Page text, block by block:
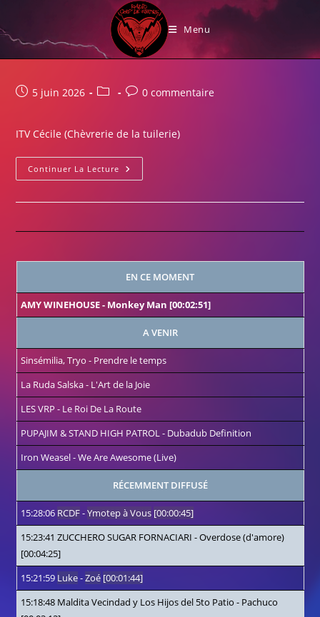
to
content
Menu
La Guinguette du Poirier
Publication
5 juin 2026
Post
Commentaires
publication :
0 commentaire
ITV Cécile (Chèvrerie de la tuilerie)
Continuer La Lecture ITV
Cécile
De
EN CE MOMENT
AMY WINEHOUSE- Monkey Man [00:02:51]
A VENIR
Sinsémilia, Tryo - Prendre le temps
La Ruda Salska- L'Art de la Joie
LES VRP - Le Roi De La Route
PUPAJIM & STAND HIGH PATROL- Dubadub Definition
Iron Weasel-We Are Awesome (Live)
RÉCEMMENT DIFFUSÉ
15:28:06 RCDF-Ymotep à Vous [00:00:45]
15:23:41 ZUCCHERO SUGAR FORNACIARI -Overdose (d'amore)
[00:04:25]
15:21:59 Luke-Zoé [00:01:44]
15:18:48 Maldita Vecindad y Los Hijos del 5to Patio - Pachuco